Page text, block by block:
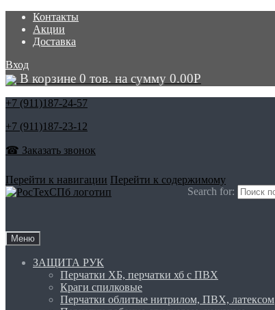
Контакты
Акции
Доставка
Вход
В корзине 0 тов. на сумму 0.00Р
+7 (911)187-24-57
+7 (911)187-23-12
☎ Заказать звонок
Search for:
Перейти к навигации Перейти к содержимому
Меню
ЗАЩИТА РУК
Перчатки ХБ, перчатки хб с ПВХ
Краги спилковые
Перчатки облитые нитрилом, ПВХ, латексом